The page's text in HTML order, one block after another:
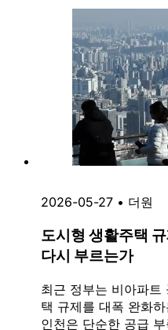
2026-05-27 • 더원
도시형 생활주택
다시 부르는가
최근 정부는 비아파트
택 규제를 대폭 완화
인천은 단순한 공급